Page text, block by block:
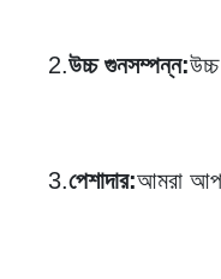
2.উচ্চ গুনসম্পন্ন:
3.পেশাদার:আমরা